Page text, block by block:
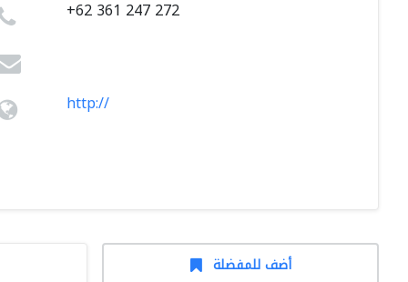
+62 361 247 272
http://
أضف للمفضلة